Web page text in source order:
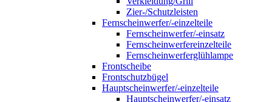
Zier-/Schutzleisten
Fernscheinwerfer/-einzelteile
Fernscheinwerfer/-einsatz
Fernscheinwerfereinzelteile
Fernscheinwerferglühlampe
Frontscheibe
Frontschutzbügel
Hauptscheinwerfer/-einzelteile
Hauptscheinwerfer/-einsatz